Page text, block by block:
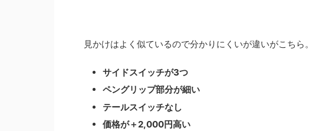
見かけはよく似ているので分かりにくいが違いがこちら。
サイドスイッチが3つ
ペングリップ部分が細い
テールスイッチなし
価格が＋2,000円高い